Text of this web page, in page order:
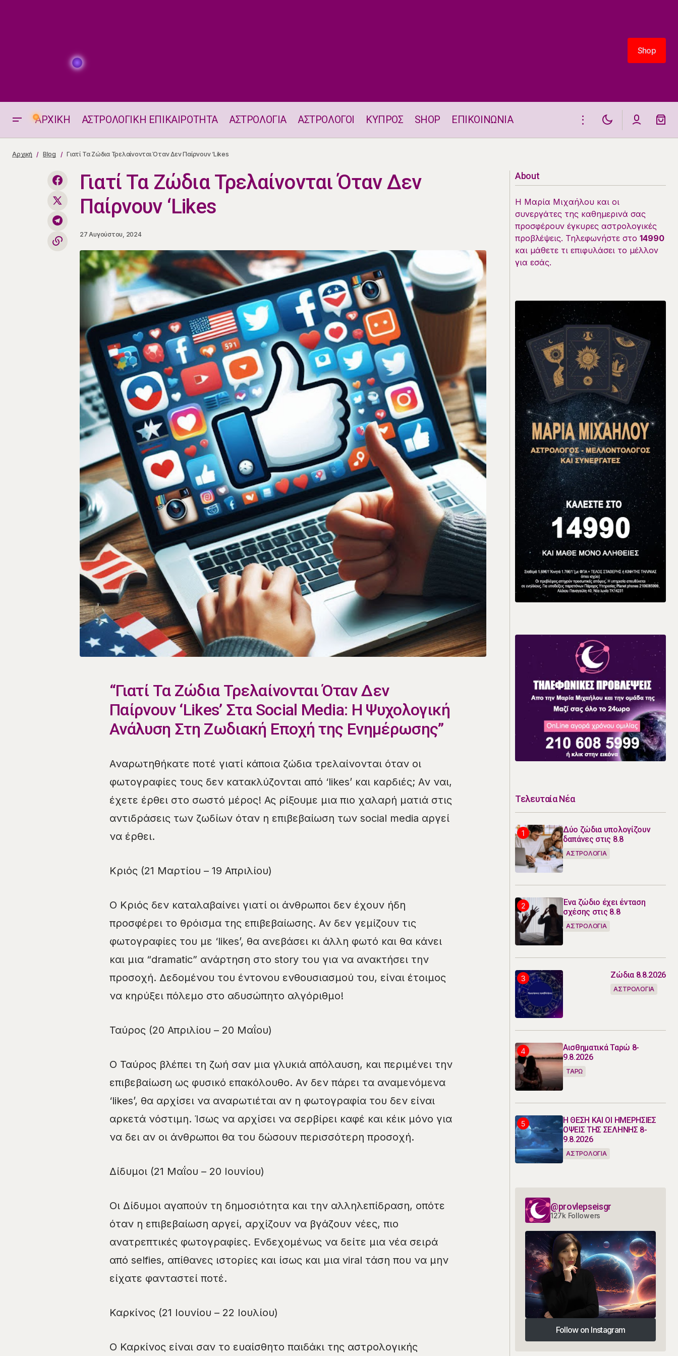
Shop
Shop
ΑΡΧΙΚΗ ΑΣΤΡΟΛΟΓΙΚΗ ΕΠΙΚΑΙΡΟΤΗΤΑ ΑΣΤΡΟΛΟΓΙΑ ΑΣΤΡΟΛΟΓΟΙ ΚΥΠΡΟΣ SHOP ΕΠΙΚΟΙΝΩΝΙΑ
Όχι) στο Δημόσιο με Χιουμοριστική
Αρχική Blog Γιατί Τα Ζώδια Τρελαίνονται Όταν Δεν Παίρνουν ‘Likes
Γιατί Τα Ζώδια Τρελαίνονται Όταν Δεν
Παίρνουν ‘Likes
27 Αυγούστου, 2024
“Γιατί Τα Ζώδια Τρελαίνονται Όταν Δεν
Παίρνουν ‘Likes’ Στα Social Media: Η Ψυχολογική
Ανάλυση Στη Ζωδιακή Εποχή της Ενημέρωσης”
Αναρωτηθήκατε ποτέ γιατί κάποια ζώδια τρελαίνονται όταν οι
φωτογραφίες τους δεν κατακλύζονται από ‘likes’ και καρδιές; Αν ναι,
έχετε έρθει στο σωστό μέρος! Ας ρίξουμε μια πιο χαλαρή ματιά στις
αντιδράσεις των ζωδίων όταν η επιβεβαίωση των social media αργεί
να έρθει.
Κριός (21 Μαρτίου – 19 Απριλίου)
Ο Κριός δεν καταλαβαίνει γιατί οι άνθρωποι δεν έχουν ήδη
προσφέρει το θρόισμα της επιβεβαίωσης. Αν δεν γεμίζουν τις
φωτογραφίες του με ‘likes’, θα ανεβάσει κι άλλη φωτό και θα κάνει
και μια “dramatic” ανάρτηση στο story του για να ανακτήσει την
προσοχή. Δεδομένου του έντονου ενθουσιασμού του, είναι έτοιμος
να κηρύξει πόλεμο στο αδυσώπητο αλγόριθμο!
Ταύρος (20 Απριλίου – 20 Μαΐου)
Ο Ταύρος βλέπει τη ζωή σαν μια γλυκιά απόλαυση, και περιμένει την
επιβεβαίωση ως φυσικό επακόλουθο. Αν δεν πάρει τα αναμενόμενα
‘likes’, θα αρχίσει να αναρωτιέται αν η φωτογραφία του δεν είναι
αρκετά νόστιμη. Ίσως να αρχίσει να σερβίρει καφέ και κέικ μόνο για
να δει αν οι άνθρωποι θα του δώσουν περισσότερη προσοχή.
Δίδυμοι (21 Μαΐου – 20 Ιουνίου)
Οι Δίδυμοι αγαπούν τη δημοσιότητα και την αλληλεπίδραση, οπότε
όταν η επιβεβαίωση αργεί, αρχίζουν να βγάζουν νέες, πιο
ανατρεπτικές φωτογραφίες. Ενδεχομένως να δείτε μια νέα σειρά
από selfies, απίθανες ιστορίες και ίσως και μια viral τάση που να μην
είχατε φανταστεί ποτέ.
Καρκίνος (21 Ιουνίου – 22 Ιουλίου)
Ο Καρκίνος είναι σαν το ευαίσθητο παιδάκι της αστρολογικής
About
Η Μαρία Μιχαήλου και οι
συνεργάτες της καθημερινά σας
προσφέρουν έγκυρες αστρολογικές
προβλέψεις. Τηλεφωνήστε στο 14990
και μάθετε τι επιφυλάσει το μέλλον
για εσάς.
Τελευταία Νέα
Δύο ζώδια υπολογίζουν
δαπάνες στις 8.8
ΑΣΤΡΟΛΟΓΙΑ
Ένα ζώδιο έχει ένταση
σχέσης στις 8.8
ΑΣΤΡΟΛΟΓΙΑ
Ζώδια 8.8.2026
ΑΣΤΡΟΛΟΓΙΑ
Αισθηματικά Ταρώ 8-
9.8.2026
ΤΑΡΩ
Η ΘΕΣΗ ΚΑΙ ΟΙ ΗΜΕΡΗΣΙΕΣ
ΟΨΕΙΣ ΤΗΣ ΣΕΛΗΝΗΣ 8-
9.8.2026
ΑΣΤΡΟΛΟΓΙΑ
@provlepseisgr
127k Followers
Follow on Instagram
Follow on Instagram